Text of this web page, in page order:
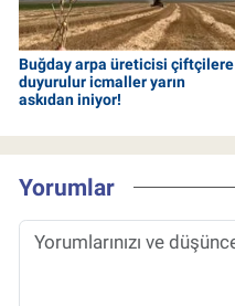
Buğday arpa üreticisi çiftçilere
duyurulur icmaller yarın
askıdan iniyor!
Yorumlar